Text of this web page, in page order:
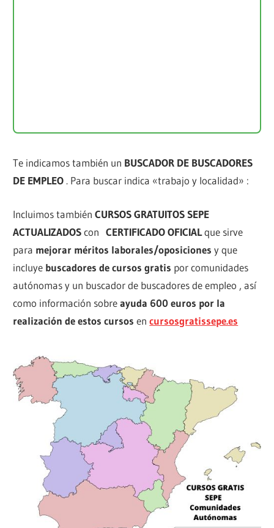
Te indicamos también un BUSCADOR DE BUSCADORES
DE EMPLEO . Para buscar indica «trabajo y localidad» :
Incluimos tambiénCURSOS GRATUITOS SEPE
ACTUALIZADOSconCERTIFICADO OFICIALque sirve
para mejorar méritos laborales/oposiciones y que
incluye buscadores de cursos gratis por comunidades
autónomas y un buscador de buscadores de empleo , así
como información sobreayuda 600 euros por la
realización de estos cursos encursosgratissepe.es